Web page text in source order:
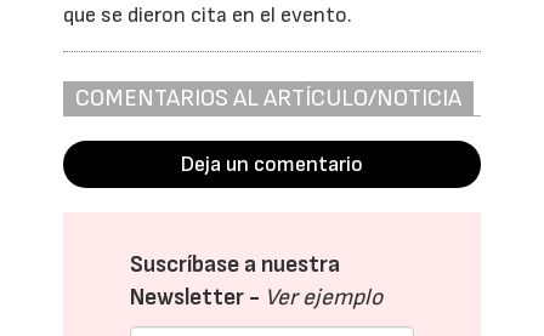
que se dieron cita en el evento.
COMENTARIOS AL ARTÍCULO/NOTICIA
Deja un comentario
Suscríbase a nuestra
Newsletter - Ver ejemplo